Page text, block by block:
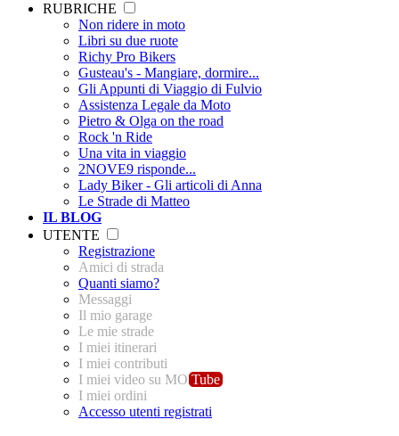
RUBRICHE
Non ridere in moto
Libri su due ruote
Richy Pro Bikers
Gusteau's - Mangiare, dormire...
Gli Appunti di Viaggio di Fulvio
Assistenza Legale da Moto
Pietro & Olga on the road
Rock 'n Ride
Una vita in viaggio
2NOVE9 risponde...
Lady Biker - Gli articoli di Anna
Le Strade di Matteo
IL BLOG
UTENTE
Registrazione
Amici di strada
Quanti siamo?
Messaggi
Il mio garage
Le mie strade
I miei itinerari
I miei contributi
I miei video su MO Tube
I miei ordini
Accesso utenti registrati